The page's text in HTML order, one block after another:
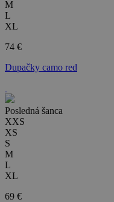
M
L
XL
74 €
Dupačky camo red
Posledná šanca
XXS
XS
S
M
L
XL
69 €